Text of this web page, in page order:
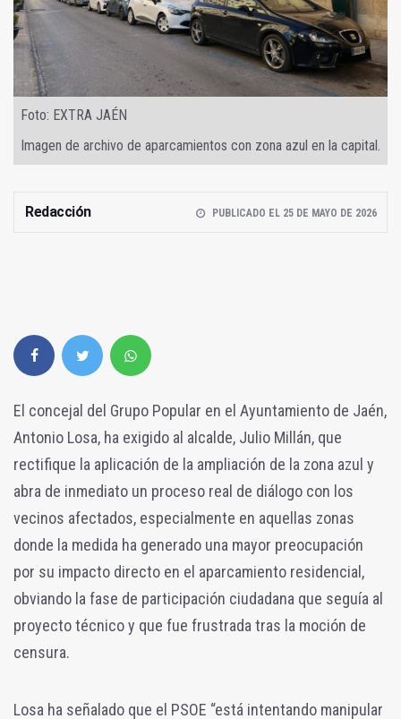
Foto: EXTRA JAÉN
Imagen de archivo de aparcamientos con zona azul en la capital.
Redacción PUBLICADO EL 25 DE MAYO DE 2026
El concejal del Grupo Popular en el Ayuntamiento de Jaén,
Antonio Losa, ha exigido al alcalde, Julio Millán, que
rectifique la aplicación de la ampliación de la zona azul y
abra de inmediato un proceso real de diálogo con los
vecinos afectados, especialmente en aquellas zonas
donde la medida ha generado una mayor preocupación
por su impacto directo en el aparcamiento residencial,
obviando la fase de participación ciudadana que seguía al
proyecto técnico y que fue frustrada tras la moción de
censura.
Losa ha señalado que el PSOE “está intentando manipular